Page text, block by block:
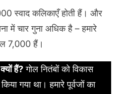
स्वाद कलिकाएँ होती हैं। और
में चार गुना अधिक है – हमारे
7,000 हैं।
हैं?गोल नितंबों को विकास
किया गया था। हमारे पूर्वजों का